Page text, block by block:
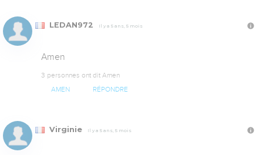
LEDAN972 Il y a 5 ans, 5 mois
Amen
3 personnes ont dit Amen
AMEN RÉPONDRE
Virginie Il y a 5 ans, 5 mois